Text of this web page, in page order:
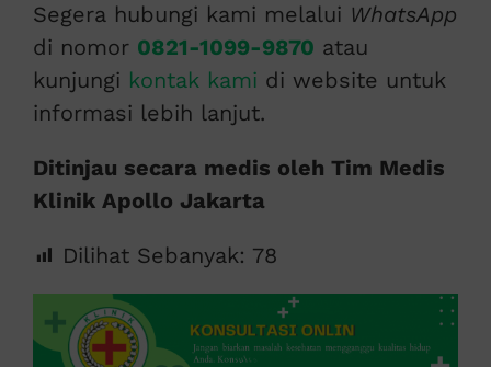
Segera hubungi kami melalui WhatsApp
di nomor 0821-1099-9870 atau
kunjungi kontak kami di website untuk
informasi lebih lanjut.
Ditinjau secara medis oleh Tim Medis
Klinik Apollo Jakarta
Dilihat Sebanyak: 78